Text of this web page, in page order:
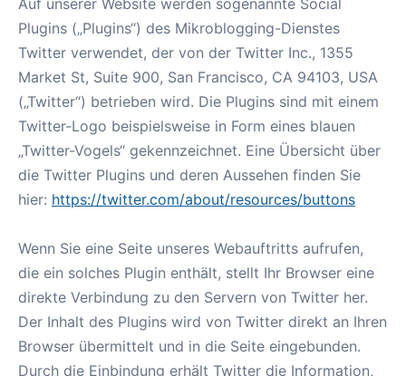
Auf unserer Website werden sogenannte Social
Plugins („Plugins“) des Mikroblogging-Dienstes
Twitter verwendet, der von der Twitter Inc., 1355
Market St, Suite 900, San Francisco, CA 94103, USA
(„Twitter“) betrieben wird. Die Plugins sind mit einem
Twitter-Logo beispielsweise in Form eines blauen
„Twitter-Vogels“ gekennzeichnet. Eine Übersicht über
die Twitter Plugins und deren Aussehen finden Sie
hier: https://twitter.com/about/resources/buttons
Wenn Sie eine Seite unseres Webauftritts aufrufen,
die ein solches Plugin enthält, stellt Ihr Browser eine
direkte Verbindung zu den Servern von Twitter her.
Der Inhalt des Plugins wird von Twitter direkt an Ihren
Browser übermittelt und in die Seite eingebunden.
Durch die Einbindung erhält Twitter die Information,